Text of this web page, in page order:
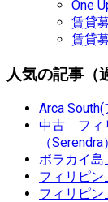
One
賃貸
賃貸
人気の記事（
Arca
中古 フィ
（
ボラカイ島
フィリピ
フィリピ